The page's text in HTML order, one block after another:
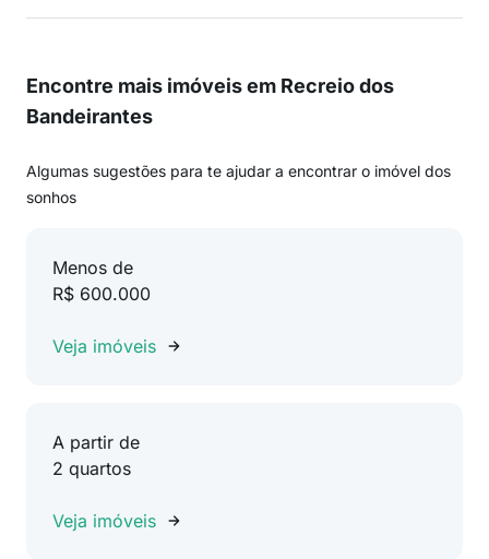
Encontre mais imóveis em Recreio dos
Bandeirantes
Algumas sugestões para te ajudar a encontrar o imóvel dos
sonhos
Menos de
R$ 600.000
Veja imóveis
A partir de
2 quartos
Veja imóveis